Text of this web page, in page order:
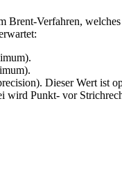
Verfahren,
Dieser Wert ist
Punkt- vor